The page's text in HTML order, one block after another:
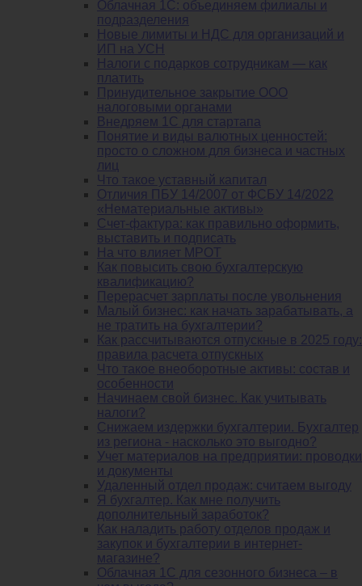
Облачная 1С: объединяем филиалы и
подразделения
Новые лимиты и НДС для организаций и
ИП на УСН
Налоги с подарков сотрудникам — как
платить
Принудительное закрытие ООО
налоговыми органами
Внедряем 1С для стартапа
Понятие и виды валютных ценностей:
просто о сложном для бизнеса и частных
лиц
Что такое уставный капитал
Отличия ПБУ 14/2007 от ФСБУ 14/2022
«Нематериальные активы»
Счет-фактура: как правильно оформить,
выставить и подписать
На что влияет МРОТ
Как повысить свою бухгалтерскую
квалификацию?
Перерасчет зарплаты после увольнения
Малый бизнес: как начать зарабатывать, а
не тратить на бухгалтерии?
Как рассчитываются отпускные в 2025 году:
правила расчета отпускных
Что такое внеоборотные активы: состав и
особенности
Начинаем свой бизнес. Как учитывать
налоги?
Снижаем издержки бухгалтерии. Бухгалтер
из региона - насколько это выгодно?
Учет материалов на предприятии: проводки
и документы
Удаленный отдел продаж: считаем выгоду
Я бухгалтер. Как мне получить
дополнительный заработок?
Как наладить работу отделов продаж и
закупок и бухгалтерии в интернет-
магазине?
Облачная 1С для сезонного бизнеса – в